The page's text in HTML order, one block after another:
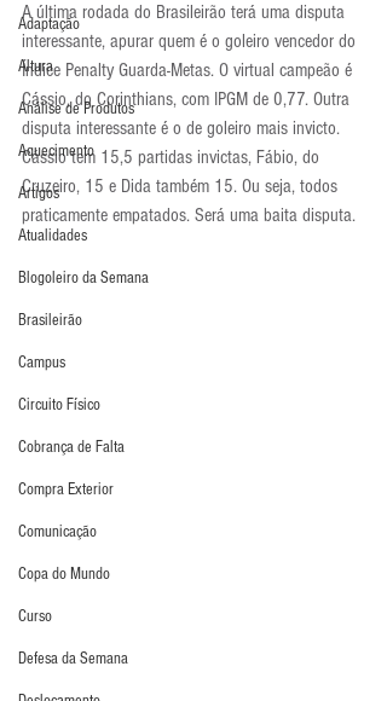
Adaptação
Altura
Análise de Produtos
Aquecimento
Artigos
Atualidades
Blogoleiro da Semana
Brasileirão
Campus
Circuito Físico
Cobrança de Falta
Compra Exterior
Comunicação
Copa do Mundo
Curso
Defesa da Semana
A última rodada do Brasileirão terá uma disputa
interessante, apurar quem é o goleiro vencedor do
Índice Penalty Guarda-Metas. O virtual campeão é
Cássio, do Corinthians, com IPGM de 0,77. Outra
disputa interessante é o de goleiro mais invicto.
Cássio tem 15,5 partidas invictas, Fábio, do
Cruzeiro, 15 e Dida também 15. Ou seja, todos
praticamente empatados. Será uma baita disputa.